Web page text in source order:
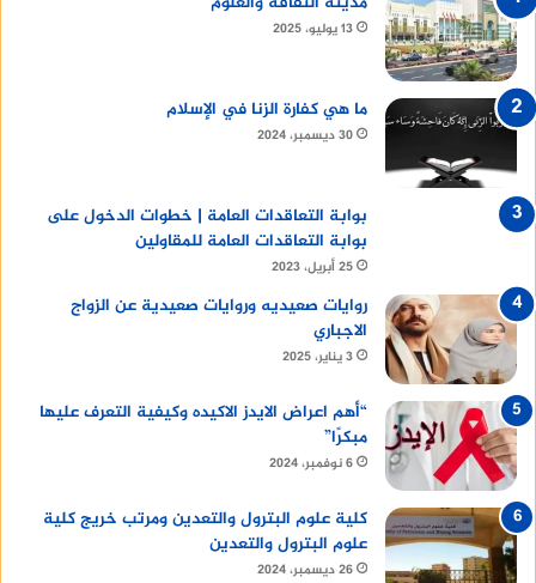
13 يوليو، 2025
ما هي كفارة الزنا في الإسلام
30 ديسمبر، 2024
بوابة التعاقدات العامة | خطوات الدخول على
بوابة التعاقدات العامة للمقاولين
25 أبريل، 2023
روايات صعيديه وروايات صعيدية عن الزواج
الاجباري
3 يناير، 2025
“أهم اعراض الايدز الاكيده وكيفية التعرف عليها
مبكرًا”
6 نوفمبر، 2024
كلية علوم البترول والتعدين ومرتب خريج كلية
علوم البترول والتعدين
26 ديسمبر، 2024